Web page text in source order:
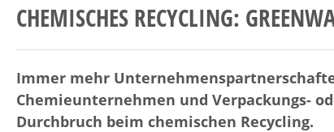
CHEMISCHES RECYCLING:
Immer mehr
Chemieunternehmen und Verpackungs-
Durchbruch beim chemischen Recycling.